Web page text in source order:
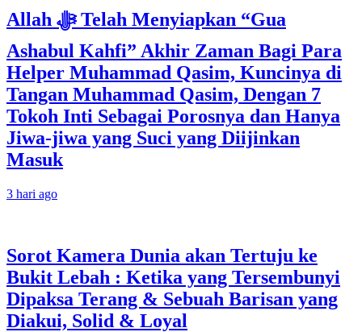
Allah ﷻ Telah Menyiapkan “Gua
Ashabul Kahfi” Akhir Zaman Bagi Para
Helper Muhammad Qasim, Kuncinya di
Tangan Muhammad Qasim, Dengan 7
Tokoh Inti Sebagai Porosnya dan Hanya
Jiwa-jiwa yang Suci yang Diijinkan
Masuk
3 hari ago
Sorot Kamera Dunia akan Tertuju ke
Bukit Lebah : Ketika yang Tersembunyi
Dipaksa Terang & Sebuah Barisan yang
Diakui, Solid & Loyal